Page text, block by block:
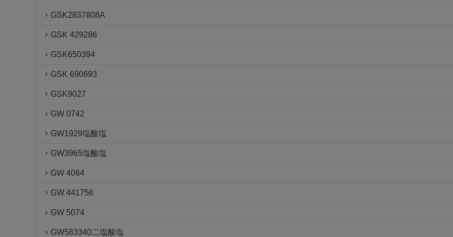
GSK2837808A
GSK 429286
GSK650394
GSK 690693
GSK9027
GW 0742
GW1929塩酸塩
GW3965塩酸塩
GW 4064
GW 441756
GW 5074
GW583340二塩酸塩